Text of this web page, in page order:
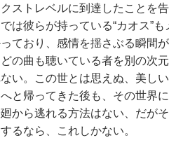
ストレベルに到達したことを
は彼らが持っている“カオス”
ており、感情を揺さぶる瞬間
の曲も聴いている者を別の次
い。この世とは思えぬ、美し
と帰ってきた後も、その世界
から逃れる方法はない、だが
るなら、これしかない。